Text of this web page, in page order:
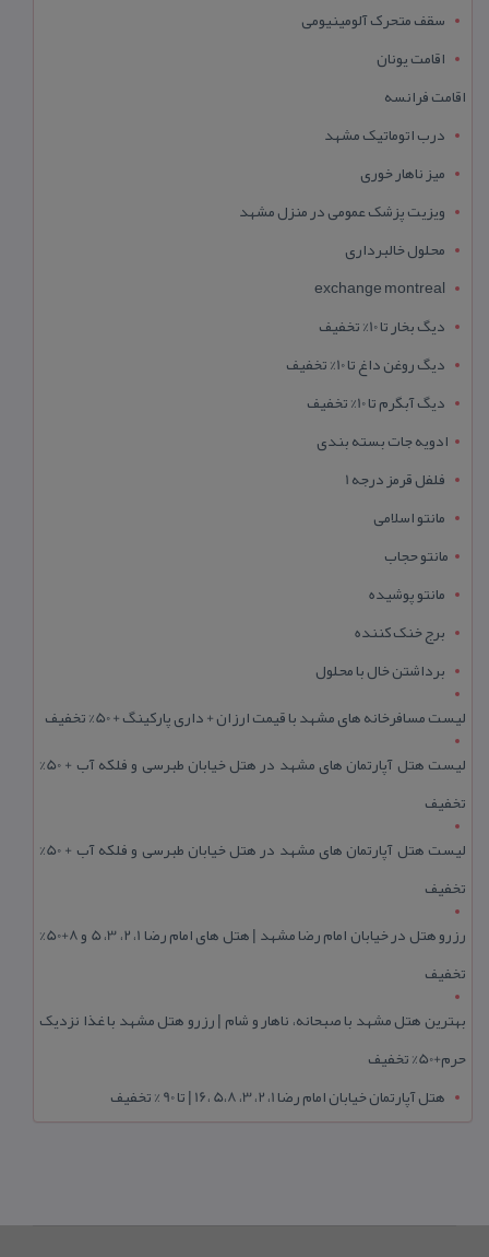
سقف متحرک آلومینیومی
اقامت یونان
اقامت فرانسه
درب اتوماتیک مشهد
میز ناهار خوری
ویزیت پزشک عمومی در منزل مشهد
محلول خالبرداری
exchange montreal
دیگ بخار تا 10% تخفیف
دیگ روغن داغ تا 10% تخفیف
دیگ آبگرم تا 10% تخفیف
ادویه جات بسته بندی
فلفل قرمز درجه 1
مانتو اسلامی
مانتو حجاب
مانتو پوشیده
برج خنک کننده
برداشتن خال با محلول
لیست مسافرخانه های مشهد با قیمت ارزان + داری پارکینگ + 50% تخفیف
لیست هتل آپارتمان های مشهد در هتل خیابان طبرسی و فلکه آب + 50%
تخفیف
لیست هتل آپارتمان های مشهد در هتل خیابان طبرسی و فلکه آب + 50%
تخفیف
رزرو هتل در خیابان امام رضا مشهد | هتل‌ های امام رضا 1، 2، 3، 5 و 8+50%
تخفیف
بهترین هتل مشهد با صبحانه، ناهار و شام | رزرو هتل مشهد با غذا نزدیک
حرم+50% تخفیف
هتل آپارتمان خیابان امام رضا 1، 2، 3، 5،8 ،16 | تا 90 % تخفیف